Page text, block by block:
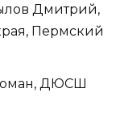
Дмитрий,
Пермский
ДЮСШ